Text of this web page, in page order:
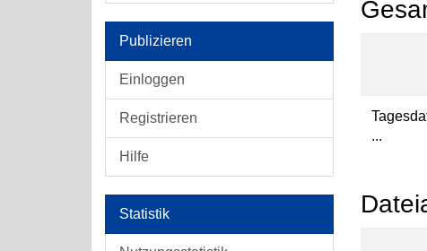
Publizieren
Einloggen
Registrieren
Hilfe
Statistik
...